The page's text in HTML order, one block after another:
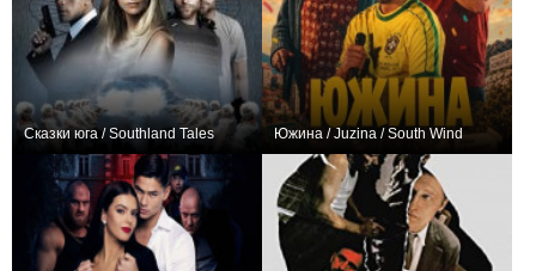
Сказки юга / Southland Tales Южина / Juzina / South Wind